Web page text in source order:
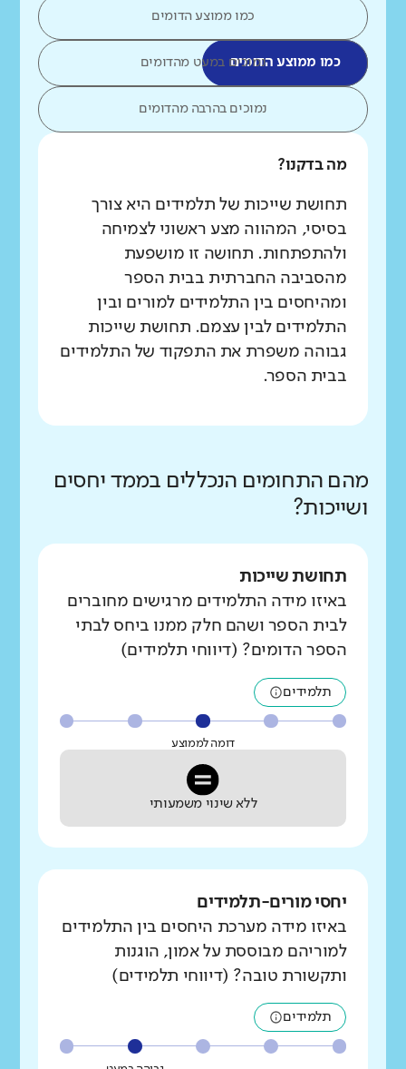
כמו ממוצע הדומים
כמו ממוצע הדומיםנמוכים במעט מהדומים
נמוכים בהרבה מהדומים
מה בדקנו?
תחושת שייכות של תלמידים היא צורך
בסיסי, המהווה מצע ראשוני לצמיחה
ולהתפתחות. תחושה זו מושפעת
מהסביבה החברתית בבית הספר
ומהיחסים בין התלמידים למורים ובין
התלמידים לבין עצמם. תחושת שייכות
גבוהה משפרת את התפקוד של התלמידים
בבית הספר.
מהם התחומים הנכללים בממד יחסים
ושייכות?
תחושת שייכות
באיזו מידה התלמידים מרגישים מחוברים
לבית הספר ושהם חלק ממנו ביחס לבתי
הספר הדומים? (דיווחי תלמידים)
תלמידים
דומה לממוצע
ללא שינוי משמעותי
יחסי מורים-תלמידים
באיזו מידה מערכת היחסים בין התלמידים
למוריהם מבוססת על אמון, הוגנות
ותקשורת טובה? (דיווחי תלמידים)
תלמידים